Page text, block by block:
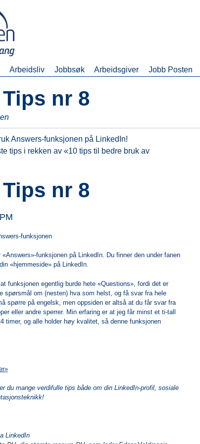
Arbeidsliv Jobbsøk Arbeidsgiver Jobb Posten
nr 8
Answers-funksjonen på LinkedIn!
tips i rekken av «10 tips til bedre bruk av
nr 8
funksjonen på LinkedIn. Du finner den under fanen
«hjemmeside» på LinkedIn.
funksjonen egentlig burde hete «Questions», fordi det er
spørsmål om (nesten) hva som helst, og få svar fra hele
spørre på engelsk, men oppsiden er altså at du får svar fra
eller andre sperrer. Min erfaring er at jeg får minst et ti-tall
timer, og alle holder høy kvalitet, så denne funksjonen
du mange verdifulle tips både om din LinkedIn-profil, sosiale
LinkedIn